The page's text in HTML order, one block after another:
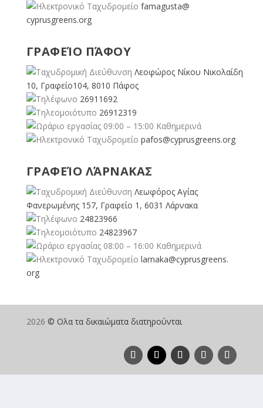
famagusta@
cyprusgreens.org
ΓΡΑΦΕΊΟ ΠΆΦΟΥ
Λεοφώρος Νίκου Νικολαίδη
10, Γραφείο104, 8010 Πάφος
26911692
26912319
09:00 – 15:00 Καθημερινά
pafos@cyprusgreens.org
ΓΡΑΦΕΊΟ ΛΆΡΝΑΚΑΣ
Λεωφόρος Αγίας
Φανερωμένης 157, Γραφείο 1, 6031 Λάρνακα
24823966
24823967
08:00 – 16:00 Καθημερινά
larnaka@cyprusgreens.
org
2026 © Ολα τα δικαιώματα διατηρούνται